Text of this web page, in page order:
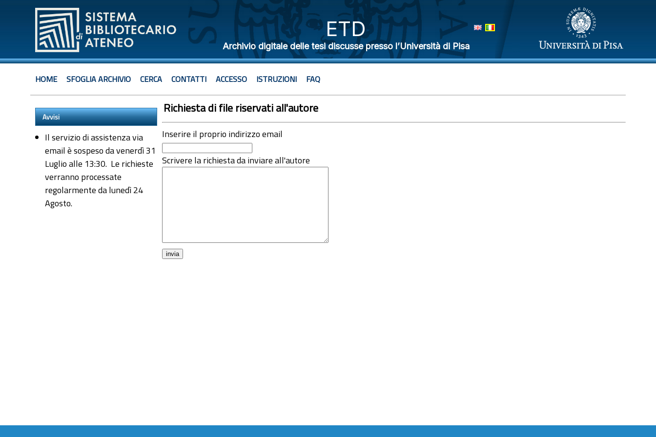
ETD
Archivio digitale delle tesi discusse presso l’Università di Pisa
HOME SFOGLIA ARCHIVIO CERCA CONTATTI ACCESSO ISTRUZIONI FAQ
Avvisi
Il servizio di assistenza via
email è sospeso da venerdì 31
Luglio alle 13:30. Le richieste
verranno processate
regolarmente da lunedì 24
Agosto.
Richiesta di file riservati all'autore
Inserire il proprio indirizzo email
Scrivere la richiesta da inviare all'autore